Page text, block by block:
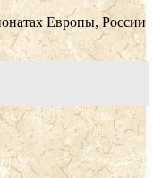
Европы, России